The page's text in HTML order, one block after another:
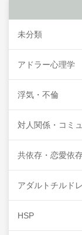
未分類
アドラー心理学
浮気・不倫
対人関係・コミ
共依存・恋愛依
アダルトチルド
HSP